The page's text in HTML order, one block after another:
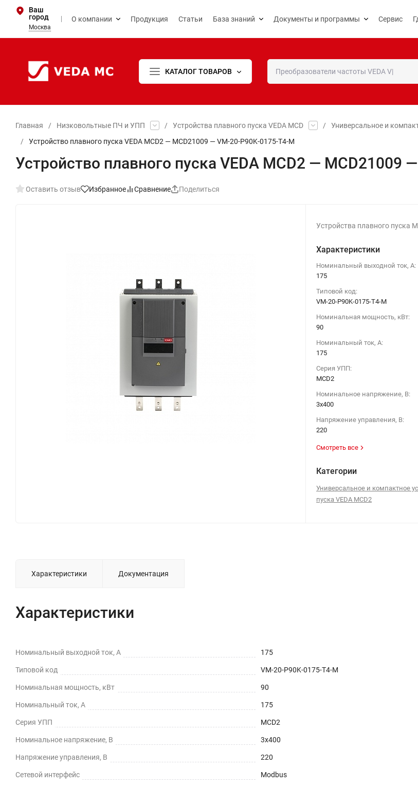
Ваш
город
Москва
О компании Продукция Статьи База знаний Документы и программы Сервис
КАТАЛОГ ТОВАРОВ
Главная / Низковольтные ПЧ и УПП / Устройства плавного пуска VEDA MCD /
Универсальное и
/
Устройство плавного пуска VEDA MCD2 — MCD21009 — VM-20-P90K-0175-T4-M
Устройство плавного пуска VEDA MCD2 — MCD21009
Оставить отзыв Избранное Сравнение Поделиться
Устройства плавного пуска
Характеристики
Номинальный выходной ток, А:
175
Типовой код:
VM-20-P90K-0175-T4-M
Номинальная мощность, кВт:
90
Номинальный ток, А:
175
Серия УПП:
MCD2
Номинальное напряжение, В:
3х400
Напряжение управления, В:
220
Смотреть все
Категории
Универсальное и компактное
пуска VEDA MCD2
Характеристики Документация
Характеристики
Номинальный выходной ток, А 175
Типовой код VM-20-P90K-0175-T4-M
Номинальная мощность, кВт 90
Номинальный ток, А 175
Серия УПП MCD2
Номинальное напряжение, В 3х400
Напряжение управления, В 220
Сетевой интерфейс Modbus